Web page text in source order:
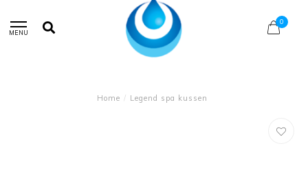
MENU
0
Home / Legend spa kussen